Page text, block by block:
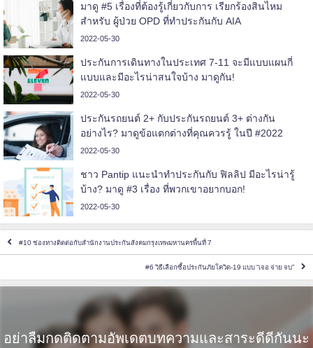
มาดู #5 เรื่องที่ต้องรู้เกี่ยวกับการ เรียกร้องสินไหม
สำหรับ ผู้ป่วย OPD ที่ทำประกันกับ AIA
2022-05-30
ประกันการเดินทางในประเทศ 7-11 จะมีแบบแผนกี่
แบบและมีอะไรน่าสนใจบ้าง มาดูกัน!
2022-05-30
ประกันรถยนต์ 2+ กับประกันรถยนต์ 3+ ต่างกัน
อย่างไร? มาดูข้อแตกต่างที่คุณควรรู้ ในปี #2022
2022-05-30
ชาว Pantip แนะนำทำประกันกับ ฟิลลิป มีอะไรน่ารู้
บ้าง? มาดู #3 เรื่อง ที่พวกเขาอยากบอก!
2022-05-30
#10 ช่องทางติดต่อกับสำนักงานประกันสังคมกรุงเทพมหานครพื้นที่ 7
#6 วิธีเลือกซื้อประกันภัยโควิด-19 แบบ “เจอ จ่าย จบ”
อย่าลืมกดติดตามอัพเดตบทความและสาระดีดีกันนะ